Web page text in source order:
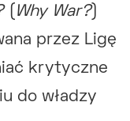
( Why War?)
przez Ligę
krytyczne
do władzy